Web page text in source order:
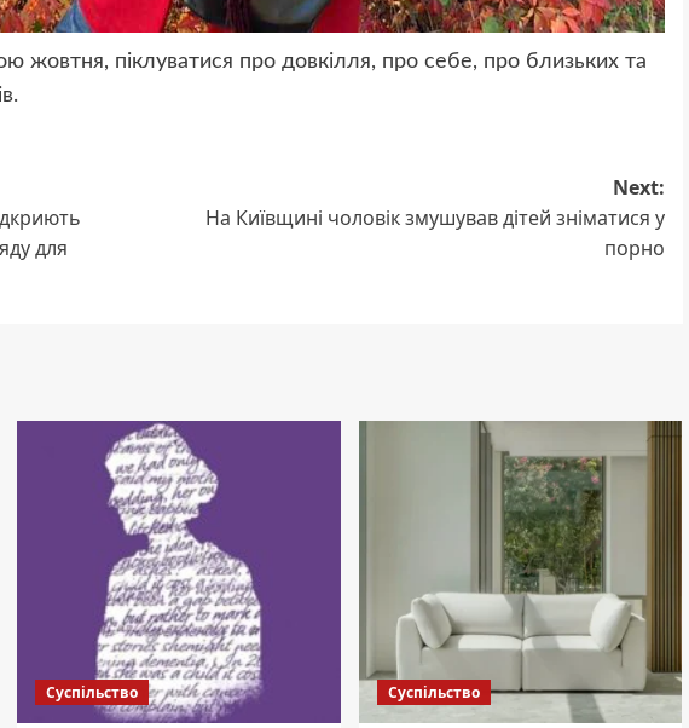
жовтня, піклуватися про довкілля, про себе, про близьких та
для
Next:
На Київщині чоловік змушував дітей зніматися у
порно
Суспільство Суспільство